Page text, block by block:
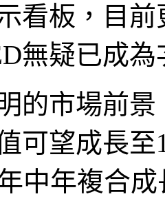
看板，目
無疑已成
的市場前
可望成長至
中年複合